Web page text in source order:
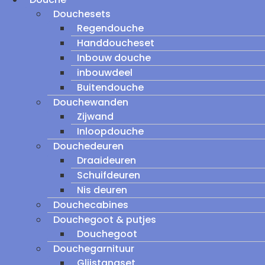
Douchesets
Regendouche
Handdoucheset
Inbouw douche
inbouwdeel
Buitendouche
Douchewanden
Zijwand
Inloopdouche
Douchedeuren
Draaideuren
Schuifdeuren
Nis deuren
Douchecabines
Douchegoot & putjes
Douchegoot
Douchegarnituur